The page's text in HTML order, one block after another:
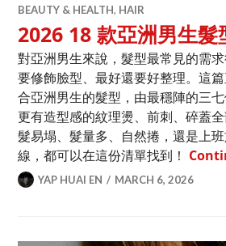
BEAUTY & HEALTH, HAIR
2026 18 款亞洲男生髮
對亞洲男生來說，髮型最常見的需求
要修飾臉型、最好還要好整理。這
合亞洲男生的髮型，由最穩陣的三
更有造型感的紋理燙、前刺、碎蓋
髮易塌、髮量多、自然捲，還是上
線，都可以在這份清單找到！
YAP HUAI EN MARCH 6, 2026